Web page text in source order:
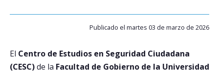
Funcionarios
Publicado el martes 03 de marzo de 2026
El Centro de Estudios en Seguridad Ciudadana
(CESC)de la Facultad de Gobierno de la Universidad